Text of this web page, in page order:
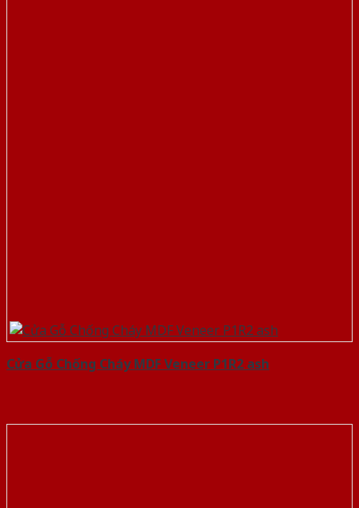
Cửa Gỗ Chống Cháy MDF Veneer P1R2 ash